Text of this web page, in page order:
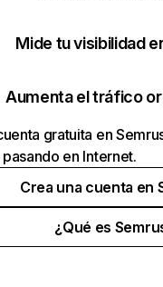
Mide tu visibilidad
Aumenta el tráfico
gratuita en
en Internet.
Crea una cuenta en
¿Qué es